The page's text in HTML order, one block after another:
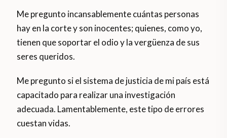
Me pregunto incansablemente cuántas personas
hay en la corte y son inocentes; quienes, como yo,
tienen que soportar el odio y la vergüenza de sus
seres queridos.
Me pregunto si el sistema de justicia de mi país está
capacitado para realizar una investigación
adecuada. Lamentablemente, este tipo de errores
cuestan vidas.